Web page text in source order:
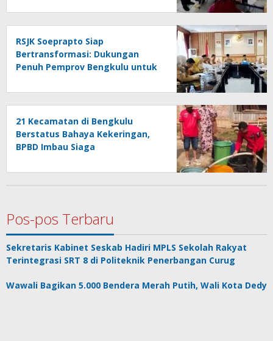
RSJK Soeprapto Siap
Bertransformasi: Dukungan
Penuh Pemprov Bengkulu untuk
21 Kecamatan di Bengkulu
Berstatus Bahaya Kekeringan,
BPBD Imbau Siaga
Pos-pos Terbaru
Sekretaris Kabinet Seskab Hadiri MPLS Sekolah Rakyat
Terintegrasi SRT 8 di Politeknik Penerbangan Curug
Wawali Bagikan 5.000 Bendera Merah Putih, Wali Kota Dedy